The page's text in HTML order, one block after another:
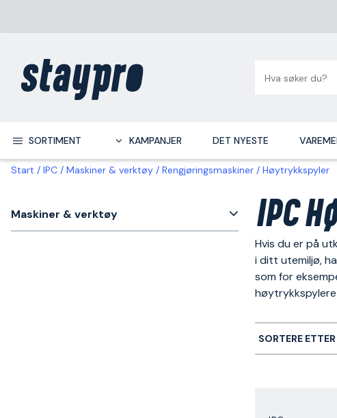
SORTIMENT KAMPANJER DET NYESTE
Start IPC Maskiner & verktøy Rengjøringsmaskiner Høytrykkspyler
Maskiner & verktøy IPC
Hvis du er på
i ditt utemiljø,
som for
SORTERE ETTER